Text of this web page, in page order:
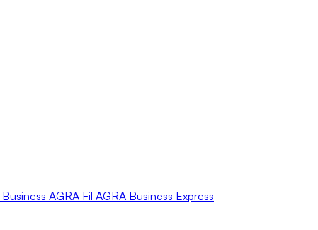
Business AGRA Fil AGRA Business Express